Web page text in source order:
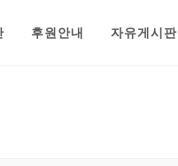
후원안내 자유게시판